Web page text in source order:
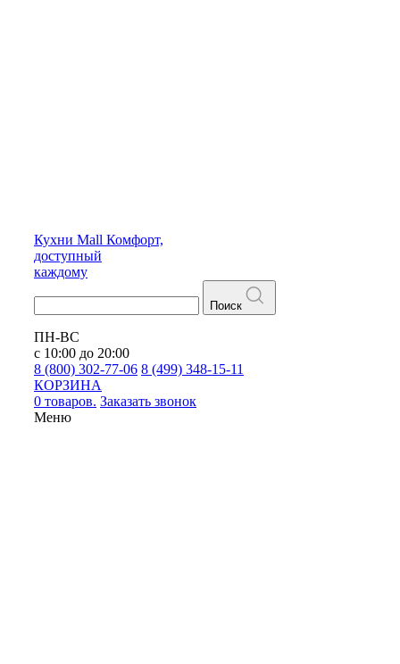
Кухни Mall Комфорт,
доступный
каждому
Поиск
ПН-ВС
с 10:00 до 20:00
8 (800) 302-77-06 8 (499) 348-15-11
КОРЗИНА
0 товаров. Заказать звонок
Меню